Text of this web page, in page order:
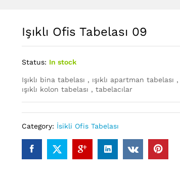
Işıklı Ofis Tabelası 09
Status: In stock
Işıklı bina tabelası , ışıklı apartman tabelası
ışıklı kolon tabelası , tabelacılar
Category: İsikli Ofis Tabelası